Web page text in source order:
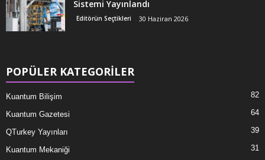
Sistemi Yayınlandı
Editörün Seçtikleri 30 Haziran 2026
POPÜLER KATEGORİLER
Kuantum Bilişim 82
Kuantum Gazetesi 64
QTurkey Yayınları 39
Kuantum Mekaniği 31